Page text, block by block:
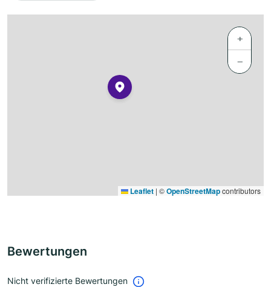
+
−
Leaflet | ©OpenStreetMapcontributors
Bewertungen
Nicht verifizierte Bewertungen